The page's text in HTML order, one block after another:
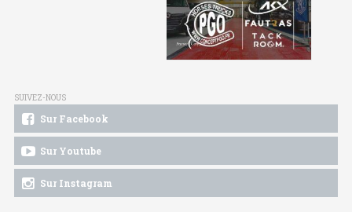
SUIVEZ-NOUS
Sur Facebook
Sur Youtube
Sur Instagram